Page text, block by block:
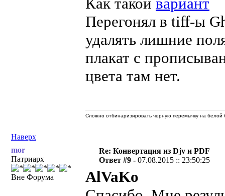
Перегонял в tiff-ы
удалять лишние
плакат с
цвета там нет.
Наверх
Сложно отбинаризировать черную перемычку на белой
mor
Патриарх
Вне Форума
Re: Конвертация из Djv и PDF
Ответ #9 -07.08.2015 :: 23:50:25
AlVaKo